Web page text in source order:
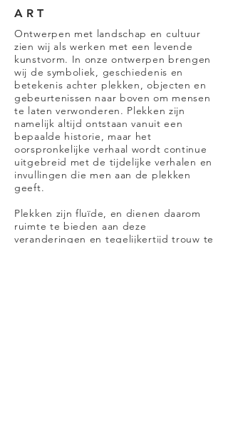
ART
Ontwerpen met landschap en cultuur
zien wij als werken met een levende
kunstvorm. In onze ontwerpen brengen
wij de symboliek, geschiedenis en
betekenis achter plekken, objecten en
gebeurtenissen naar boven om mensen
te laten verwonderen. Plekken zijn
namelijk altijd ontstaan vanuit een
bepaalde historie, maar het
oorspronkelijke verhaal wordt continue
uitgebreid met de tijdelijke verhalen en
invullingen die men aan de plekken
geeft.
Plekken zijn fluïde, en dienen daarom
ruimte te bieden aan deze
veranderingen en tegelijkertijd trouw te